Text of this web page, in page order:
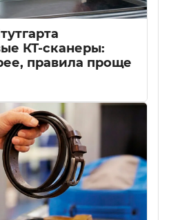
КТ-сканеры:
правила проще